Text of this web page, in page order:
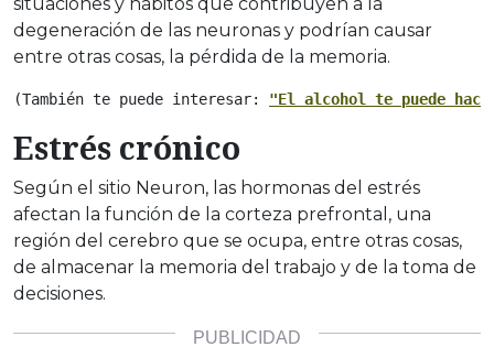
degeneración de las neuronas y podrían causar
entre otras cosas, la pérdida de la memoria.
(También te puede interesar: "El alcohol te puede
Estrés crónico
Según el sitio Neuron, las hormonas del estrés
afectan la función de la corteza prefrontal, una
región del cerebro que se ocupa, entre otras cosas,
de almacenar la memoria del trabajo y de la toma de
decisiones.